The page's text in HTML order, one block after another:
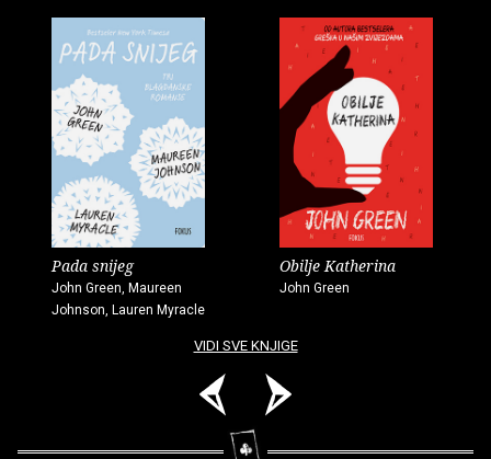
Pada snijeg
John Green, Maureen
Johnson, Lauren Myracle
Obilje Katherina
John Green
VIDI SVE KNJIGE